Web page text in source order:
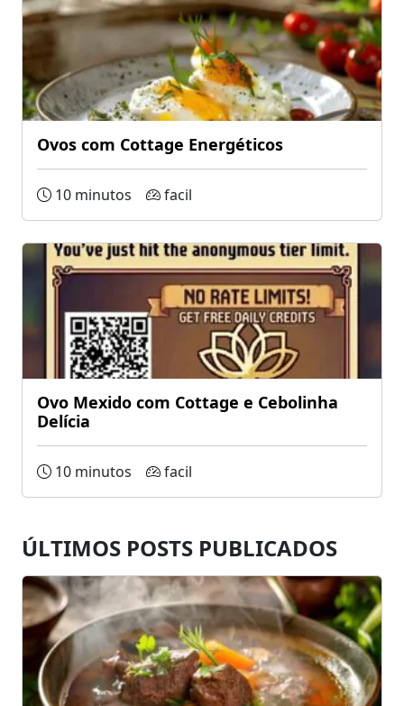
Ovos com Cottage Energéticos
10 minutos facil
Ovo Mexido com Cottage e Cebolinha
Delícia
10 minutos facil
ÚLTIMOS POSTS PUBLICADOS